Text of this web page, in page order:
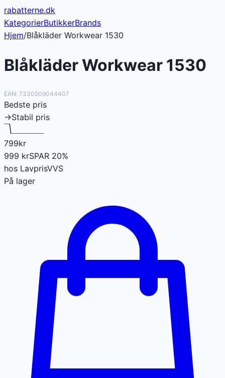
rabatterne.dk
KategorierButikkerBrands
Hjem/Blåkläder Workwear 1530
Blåkläder Workwear 1530
EAN: 7330509044407
Bedste pris
→Stabil pris
799kr
999 krSPAR 20%
hos LavprisVVS
På lager